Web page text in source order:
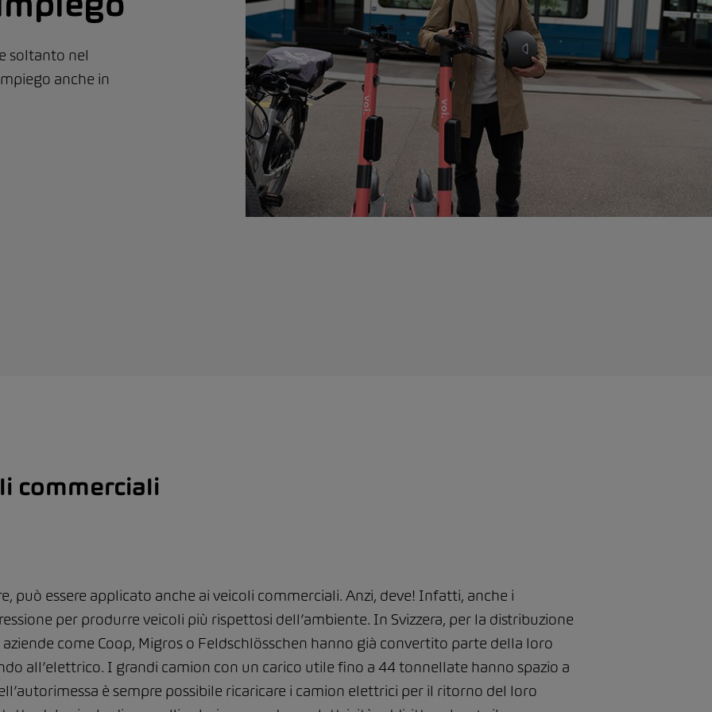
soltanto nel
anche in
commerciali
può essere applicato anche ai veicoli commerciali. Anzi, deve! Infatti, anche i
per produrre veicoli più rispettosi dell’ambiente. In Svizzera, per la distribuzione
come Coop, Migros o Feldschlösschen hanno già convertito parte della loro
all’elettrico. I grandi camion con un carico utile fino a 44 tonnellate hanno spazio a
è sempre possibile ricaricare i camion elettrici per il ritorno del loro